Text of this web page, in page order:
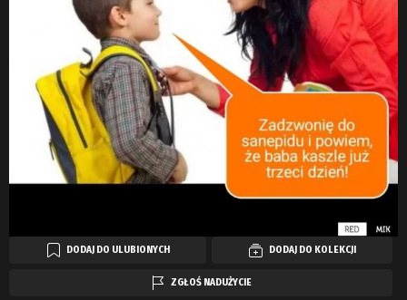
DODAJ DO ULUBIONYCH DODAJ DO KOLEKCJI
ZGŁOŚ NADUŻYCIE